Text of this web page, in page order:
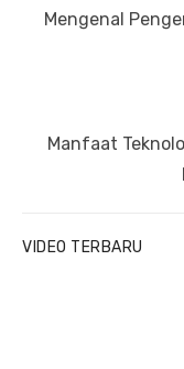
g
Mengenal
t
Manfaat
VIDEO TERBARU